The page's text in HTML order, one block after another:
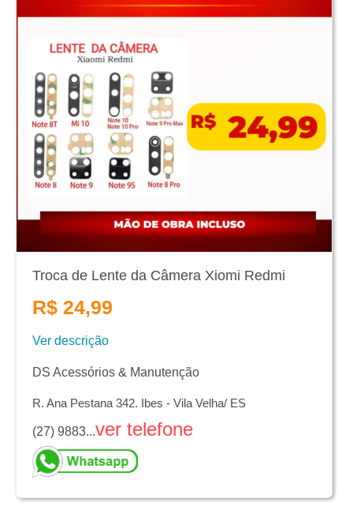
Troca de Lente da Câmera Xiomi Redmi
R$ 24,99
Ver descrição
DS Acessórios & Manutenção
R. Ana Pestana 342. Ibes - Vila Velha/ ES
(27) 9883...ver telefone